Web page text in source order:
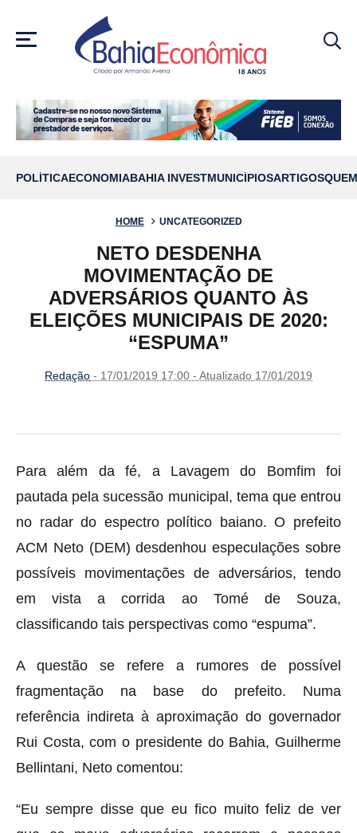
MENU
POLÍTICAECONOMIABAHIA INVESTMUNICÍPIOSARTIGOS
HOME UNCATEGORIZED
NETO DESDENHA
MOVIMENTAÇÃO DE
ADVERSÁRIOS QUANTO ÀS
ELEIÇÕES MUNICIPAIS DE 2020:
“ESPUMA”
Redação - 17/01/2019 17:00 - Atualizado 17/01/2019
Para além da fé, a Lavagem do Bomfim foi
pautada pela sucessão municipal, tema que entrou
no radar do espectro político baiano. O prefeito
ACM Neto (DEM) desdenhou especulações sobre
possíveis movimentações de adversários, tendo
em vista a corrida ao Tomé de Souza,
classificando tais perspectivas como “espuma”.
A questão se refere a rumores de possível
fragmentação na base do prefeito. Numa
referência indireta à aproximação do governador
Rui Costa, com o presidente do Bahia, Guilherme
Bellintani, Neto comentou:
“Eu sempre disse que eu fico muito feliz de ver